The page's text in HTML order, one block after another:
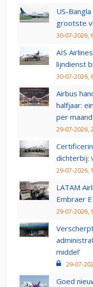
US-
grootste
30-07-2026,
AIS
lijndienst
30-07-2026,
Airbus
halfjaar:
per maand
29-07-2026,
dichterbij:
29-07-2026,
LATAM
Embraer
29-07-2026,
middel’
29-07-
Goed